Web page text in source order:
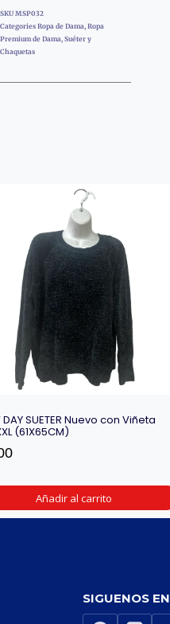
SKU MSP032
Categories Ropa de Dama, Ropa
Premium de Dama, Suéter y
Chaquetas
DAY SUETER Nuevo con Viñeta
(61X65CM)
Añadir al carrito
SIGUENOS EN